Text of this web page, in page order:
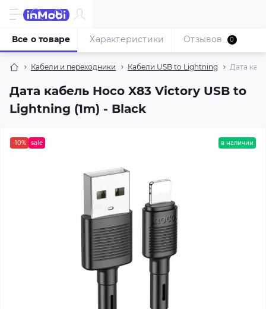
Кабели и переходники Кабели USB to Lightning Дата
Дата кабель Hoco X83 Victory USB to
Lightning (1m) - Black
Все о товаре Характеристики Отзывов 0
-10% sale в наличии